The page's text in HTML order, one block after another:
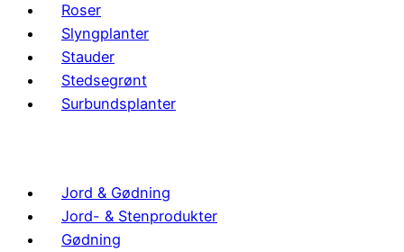
Roser
Slyngplanter
Stauder
Stedsegrønt
Surbundsplanter
Jord & Gødning
Jord- & Stenprodukter
Gødning